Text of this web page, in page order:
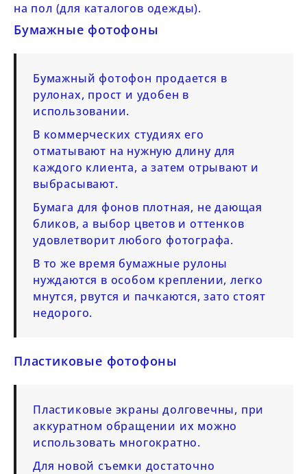
на пол (для каталогов одежды).
Бумажные фотофоны
Бумажный фотофон продается в
рулонах, прост и удобен в
использовании.
В коммерческих студиях его
отматывают на нужную длину для
каждого клиента, а затем отрывают и
выбрасывают.
Бумага для фонов плотная, не дающая
бликов, а выбор цветов и оттенков
удовлетворит любого фотографа.
В то же время бумажные рулоны
нуждаются в особом креплении, легко
мнутся, рвутся и пачкаются, зато стоят
недорого.
Пластиковые фотофоны
Пластиковые экраны долговечны, при
аккуратном обращении их можно
использовать многократно.
Для новой съемки достаточно